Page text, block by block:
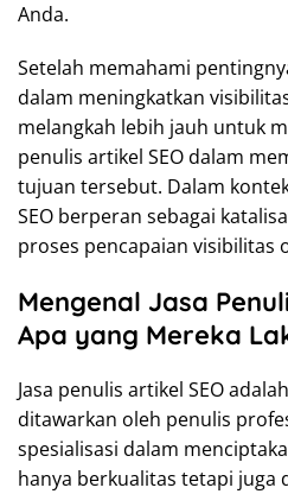
Anda.
Setelah memahami
dalam meningkatkan
melangkah lebih jauh untuk
penulis artikel SEO dalam
tujuan tersebut. Dalam
SEO berperan sebagai
proses pencapaian visibilitas
Mengenal Jasa
Apa yang Mereka
Jasa penulis artikel SEO
ditawarkan oleh penulis
spesialisasi dalam
hanya berkualitas tetapi juga